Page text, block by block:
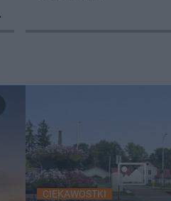
CIEKAWOSTKI